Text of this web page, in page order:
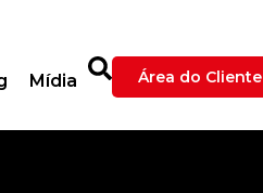
Mídia Área do Cliente